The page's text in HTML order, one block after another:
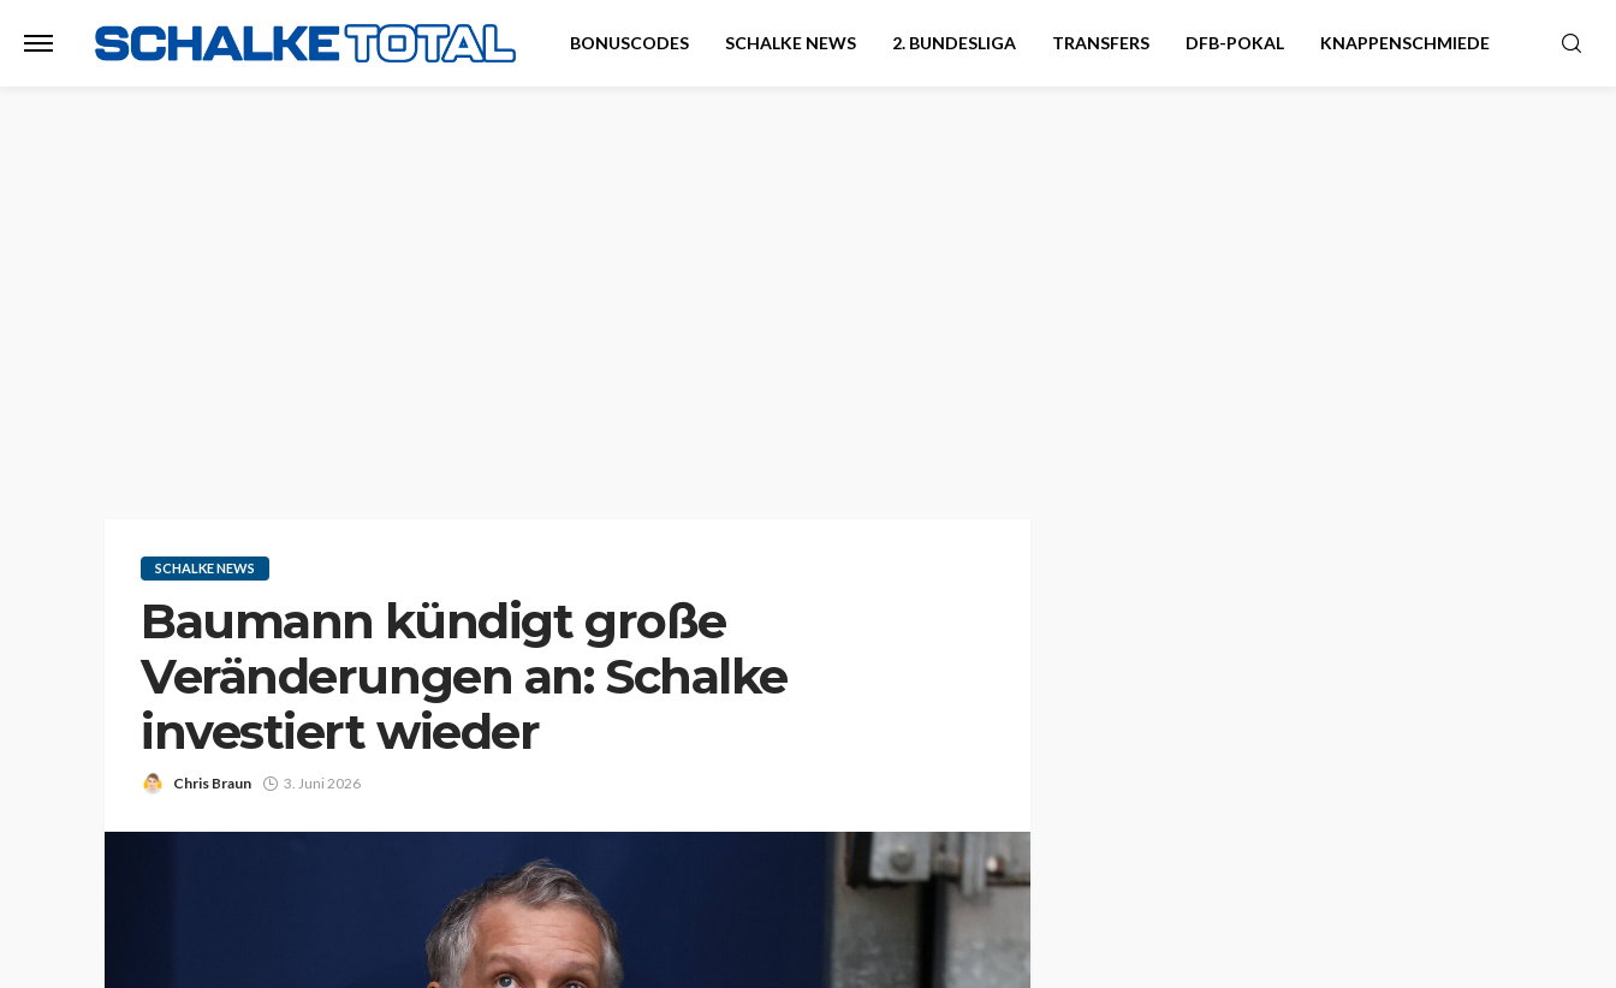
BONUSCODES SCHALKE NEWS 2. BUNDESLIGA TRANSFERS DFB-POKAL KNAPPENSCHMIEDE
SCHALKE NEWS
Baumann kündigt große
Veränderungen an: Schalke
investiert wieder
Chris Braun 3. Juni 2026